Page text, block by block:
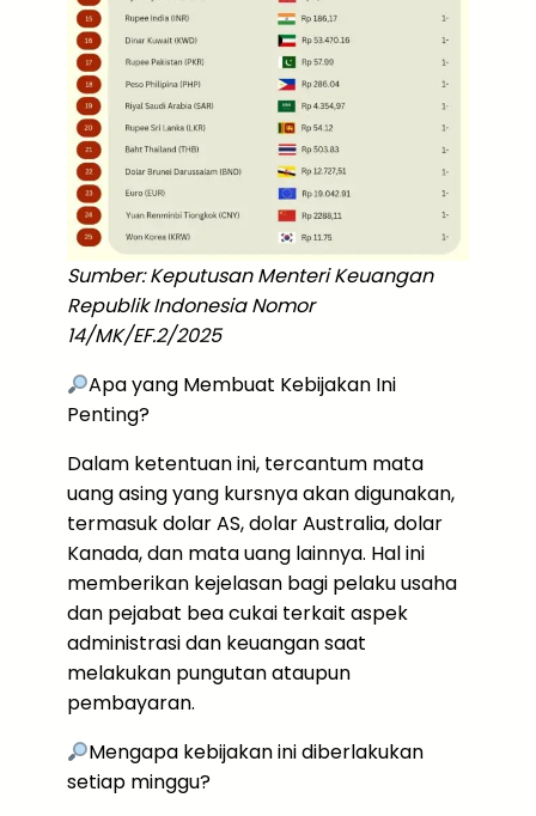
Sumber: Keputusan Menteri Keuangan
Republik Indonesia Nomor
14/MK/EF.2/2025
Apa yang Membuat Kebijakan Ini
Penting?
Dalam ketentuan ini, tercantum mata
uang asing yang kursnya akan digunakan,
termasuk dolar AS, dolar Australia, dolar
Kanada, dan mata uang lainnya. Hal ini
memberikan kejelasan bagi pelaku usaha
dan pejabat bea cukai terkait aspek
administrasi dan keuangan saat
melakukan pungutan ataupun
pembayaran.
Mengapa kebijakan ini diberlakukan
setiap minggu?